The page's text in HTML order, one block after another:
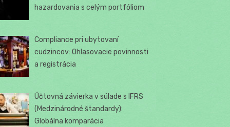
hazardovania s celým portfóliom
Compliance pri ubytovaní
cudzincov: Ohlasovacie povinnosti
a registrácia
Účtovná závierka v súlade s IFRS
(Medzinárodné štandardy):
Globálna komparácia